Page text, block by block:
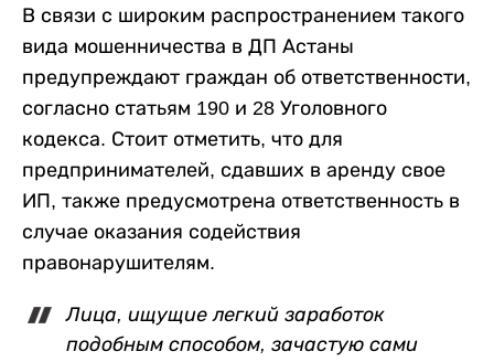
В связи с широким распространением такого
вида мошенничества в ДП Астаны
предупреждают граждан об ответственности,
согласно статьям 190 и 28 Уголовного
кодекса. Стоит отметить, что для
предпринимателей, сдавших в аренду свое
ИП, также предусмотрена ответственность в
случае оказания содействия
правонарушителям.
Лица, ищущие легкий заработок
подобным способом, зачастую сами